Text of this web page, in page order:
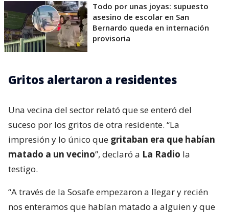
Todo por unas joyas: supuesto
asesino de escolar en San
Bernardo queda en internación
provisoria
Gritos alertaron a residentes
Una vecina del sector relató que se enteró del
suceso por los gritos de otra residente. “La
impresión y lo único que gritaban era que habían
matado a un vecino”, declaró a La Radio la
testigo.
“A través de la Sosafe empezaron a llegar y recién
nos enteramos que habían matado a alguien y que